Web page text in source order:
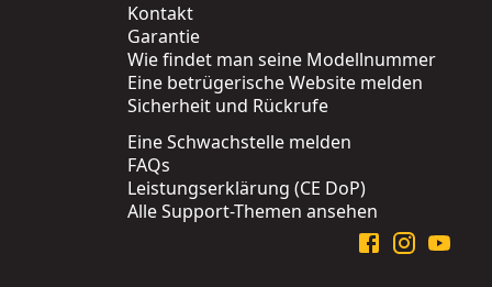
Kontakt
Garantie
Wie findet man seine Modellnummer
Eine betrügerische Website melden
Sicherheit und Rückrufe
Eine Schwachstelle melden
FAQs
Leistungserklärung (CE DoP)
Alle Support-Themen ansehen